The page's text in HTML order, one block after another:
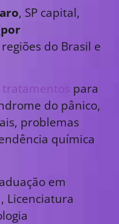
, SP capital,
do Brasil e
tratamentos para
do pânico,
problemas
química
em
Licenciatura